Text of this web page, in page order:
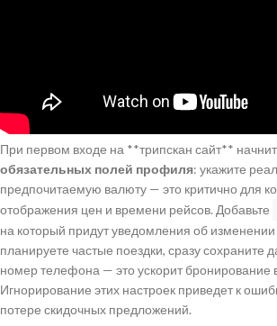
При первом входе на **трипскан сайт**
обязательных полей профиля: укажите
предпочитаемую валюту — это критично для
отображения цен и времени рейсов. Добавьте
на который придут уведомления об изменении
планируете частые поездки, сразу сохраните
номер телефона — это ускорит бронирование
Игнорирование этих настроек приведет к
потере скидочных предложений.